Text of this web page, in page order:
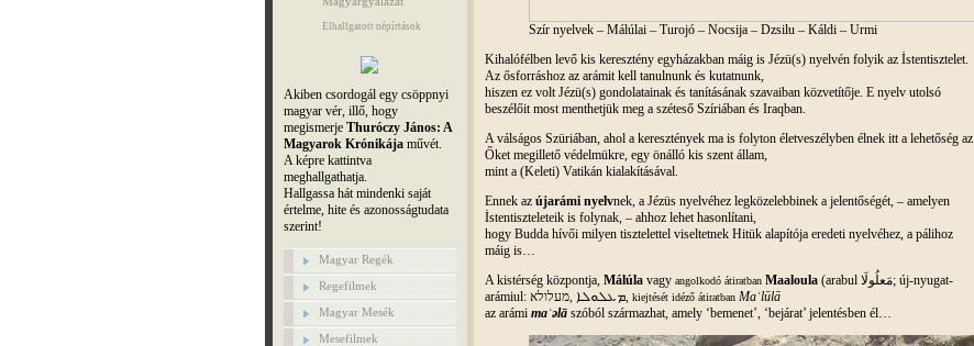
Elhallgatott népírtások
Akiben csordogál egy csöppnyi
magyar vér, illő, hogy
megismerje Thuróczy János: A
Magyarok Krónikájaművét.
A képre kattintva
meghallgathatja.
Hallgassa hát mindenki saját
értelme, hite és azonosságtudata
szerint!
Magyar Regék
Regefilmek
Magyar Mesék
Mesefilmek
Szír nyelvek – Málúlai – Turojó – Nocsija – Dzsilu – Káldi – Urmi
Kihalófélben levő kis keresztény egyházakban máig is Jézü(s) nyelvén folyik az İstentisztelet.
Az ősforráshoz az arámit kell tanulnunk és kutatnunk,
hiszen ez volt Jézü(s) gondolatainak és tanításának szavaiban közvetítője. E nyelv utolsó
beszélőit most menthetjük meg a széteső Szíriában és Iraqban.
A válságos Szüriában, ahol a keresztények ma is folyton életveszélyben élnek itt a lehetőség az
Őket megillető védelmükre, egy önálló kis szent állam,
mint a (Keleti) Vatikán kialakításával.
Ennek az újarámi nyelvnek, a Jézüs nyelvéhez legközelebbinek a jelentőségét, – amelyen
İstentiszteleteik is folynak, – ahhoz lehet hasonlítani,
hogy Budda hívői milyen tisztelettel viseltetnek Hitük alapítója eredeti nyelvéhez, a pálihoz
máig is…
A kistérség központja, Málúlavagy angolkodó átiratban Maaloula(arabul مَعلُولَا; új-nyugat-
arámiul: ܡܥܠܘܠܐ ,מעלולא, kiejtését idéző átiratban Maʿlūlā
az arámi maʿəlāszóból származhat, amely ‘bemenet’, ‘bejárat’ jelentésben él…